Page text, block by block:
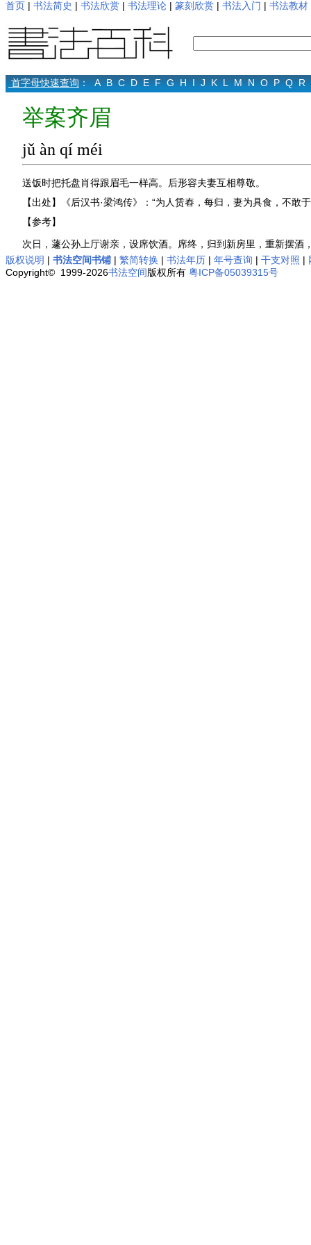
首页 | 书法简史 | 书法欣赏 | 书法理论 | 篆刻欣赏 | 书法入门 | 书法教材
首字母快速查询： A B C D E F G H I J K L M N O P Q R
举案齐眉
jǔ àn qí méi
送饭时把托盘肖得跟眉毛一样高。后形容夫妻互相尊敬。
【出处】《后汉书·梁鸿传》：“为人赁舂，每归，妻为具食，不敢
【参考】
次日，蘧公孙上厅谢亲，设席饮酒。席终，归到新房里，重新摆酒
版权说明 | 书法空间书铺 | 繁简转换 | 书法年历 | 年号查询 | 干支对照 |
Copyright© 1999-2026书法空间版权所有 粤ICP备05039315号